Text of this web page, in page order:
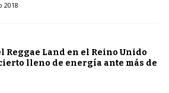
2018
Reggae Land en el Reino Unido
lleno de energía ante más de